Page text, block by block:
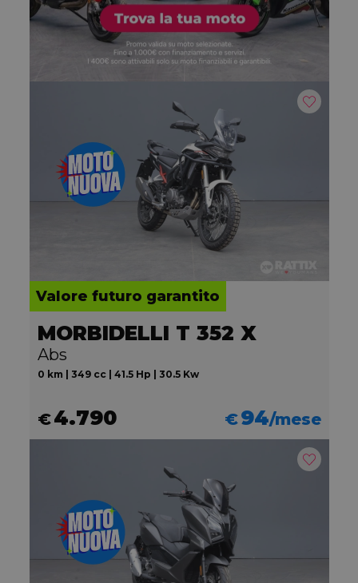
Valore futuro garantito
MORBIDELLI T 352 X
Abs
0 km | 349 cc | 41.5 Hp | 30.5 Kw
€4.790 €94/mese